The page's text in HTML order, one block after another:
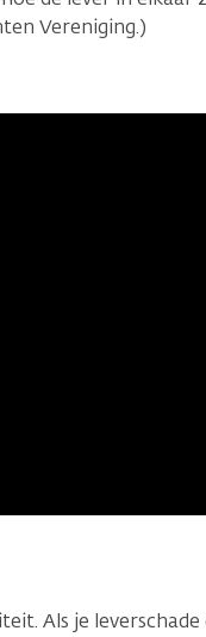
Vereniging.)
Als je